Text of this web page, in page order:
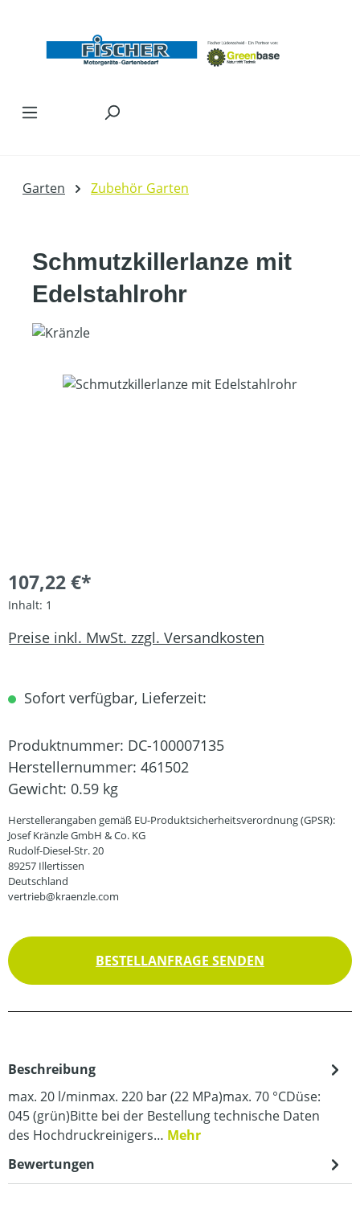
Garten Zubehör Garten
Schmutzkillerlanze mit
Edelstahlrohr
Bildergalerie überspringen
107,22 €*
Inhalt: 1
Preise inkl. MwSt. zzgl. Versandkosten
Sofort verfügbar, Lieferzeit:
Produktnummer: DC-100007135
Herstellernummer: 461502
Gewicht: 0.59 kg
Herstellerangaben gemäß EU-Produktsicherheitsverordnung (GPSR):
Josef Kränzle GmbH & Co. KG
Rudolf-Diesel-Str. 20
89257 Illertissen
Deutschland
vertrieb@kraenzle.com
BESTELLANFRAGE SENDEN
Beschreibung
max. 20 l/minmax. 220 bar (22 MPa)max. 70 °CDüse:
045 (grün)Bitte bei der Bestellung technische Daten
des Hochdruckreinigers… Mehr
Bewertungen